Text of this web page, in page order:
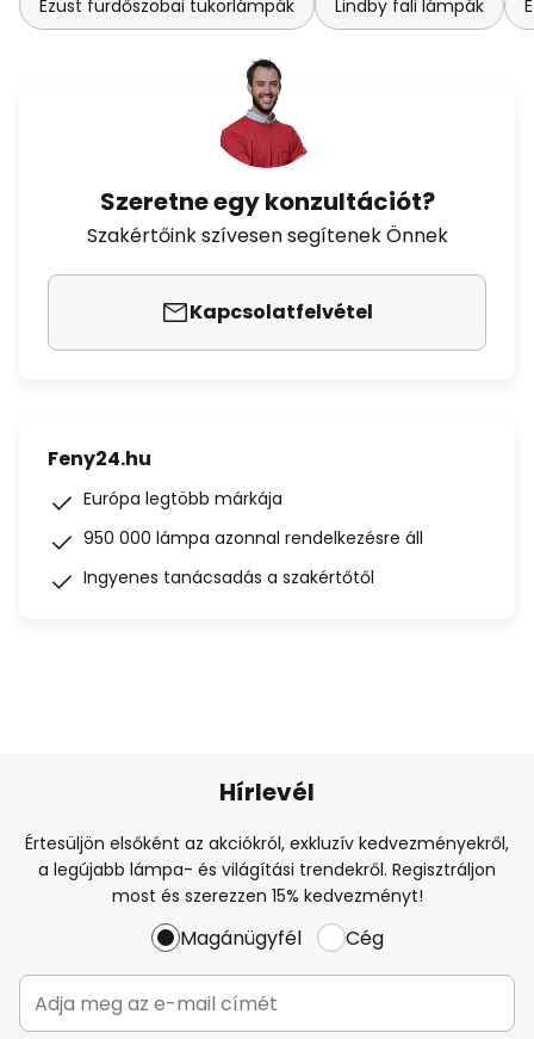
Ezüst fürdőszobai tükörlámpák Lindby fali lámpák
Szeretne egy konzultációt?
Szakértőink szívesen segítenek Önnek
Kapcsolatfelvétel
Feny24.hu
Európa legtöbb márkája
950 000 lámpa azonnal rendelkezésre áll
Ingyenes tanácsadás a szakértőtől
Hírlevél
Értesüljön elsőként az akciókról, exkluzív kedvezményekről,
a legújabb lámpa- és világítási trendekről. Regisztráljon
most és szerezzen 15% kedvezményt!
Magánügyfél Cég